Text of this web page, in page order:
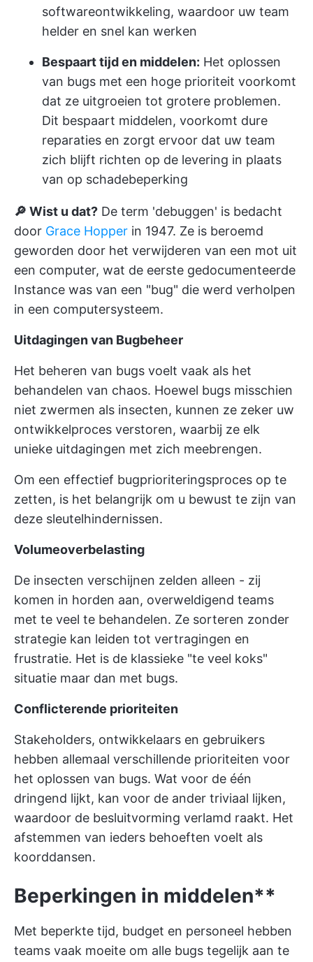
softwareontwikkeling, waardoor uw team
helder en snel kan werken
Bespaart tijd en middelen: Het oplossen
van bugs met een hoge prioriteit voorkomt
dat ze uitgroeien tot grotere problemen.
Dit bespaart middelen, voorkomt dure
reparaties en zorgt ervoor dat uw team
zich blijft richten op de levering in plaats
van op schadebeperking
🔎 Wist u dat? De term 'debuggen' is bedacht
door Grace Hopper in 1947. Ze is beroemd
geworden door het verwijderen van een mot uit
een computer, wat de eerste gedocumenteerde
Instance was van een "bug" die werd verholpen
in een computersysteem.
Uitdagingen van Bugbeheer
Het beheren van bugs voelt vaak als het
behandelen van chaos. Hoewel bugs misschien
niet zwermen als insecten, kunnen ze zeker uw
ontwikkelproces verstoren, waarbij ze elk
unieke uitdagingen met zich meebrengen.
Om een effectief bugprioriteringsproces op te
zetten, is het belangrijk om u bewust te zijn van
deze sleutelhindernissen.
Volumeoverbelasting
De insecten verschijnen zelden alleen - zij
komen in horden aan, overweldigend teams
met te veel te behandelen. Ze sorteren zonder
strategie kan leiden tot vertragingen en
frustratie. Het is de klassieke "te veel koks"
situatie maar dan met bugs.
Conflicterende prioriteiten
Stakeholders, ontwikkelaars en gebruikers
hebben allemaal verschillende prioriteiten voor
het oplossen van bugs. Wat voor de één
dringend lijkt, kan voor de ander triviaal lijken,
waardoor de besluitvorming verlamd raakt. Het
afstemmen van ieders behoeften voelt als
koorddansen.
Beperkingen in middelen**
Met beperkte tijd, budget en personeel hebben
teams vaak moeite om alle bugs tegelijk aan te